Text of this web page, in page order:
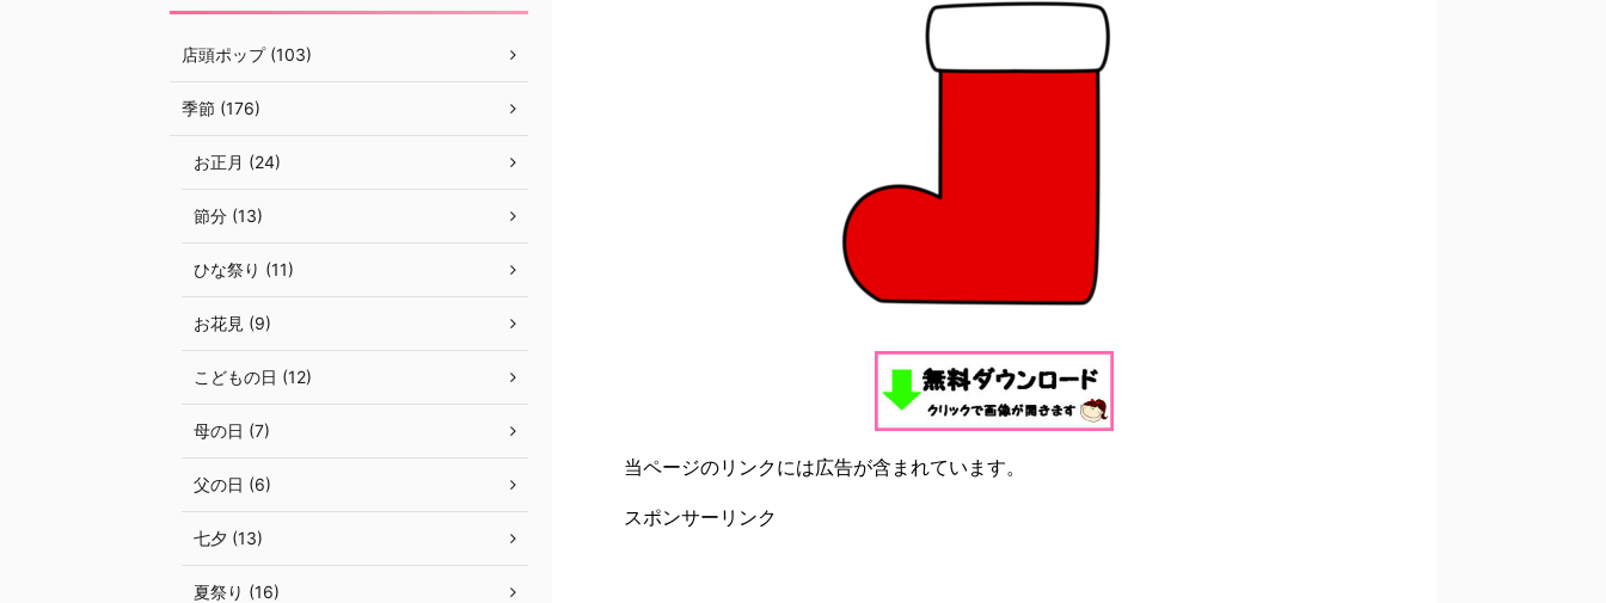
当ページのリンクには広告が含まれています。
スポンサーリンク
店頭ポップ (103)
季節 (176)
お正月 (24)
節分 (13)
ひな祭り (11)
お花見 (9)
こどもの日 (12)
母の日 (7)
父の日 (6)
七夕 (13)
夏祭り (16)